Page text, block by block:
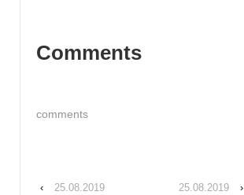
Comments
comments
‹ 25.08.2019 25.08.2019 ›